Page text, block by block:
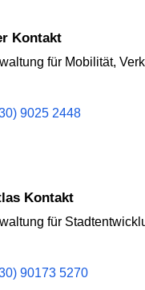
Kontakt
für Mobilität,
9025 2448
Kontakt
für
90173 5270